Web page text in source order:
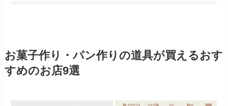
お菓子作り・パン作りの道具が買えるおす
すめのお店9選